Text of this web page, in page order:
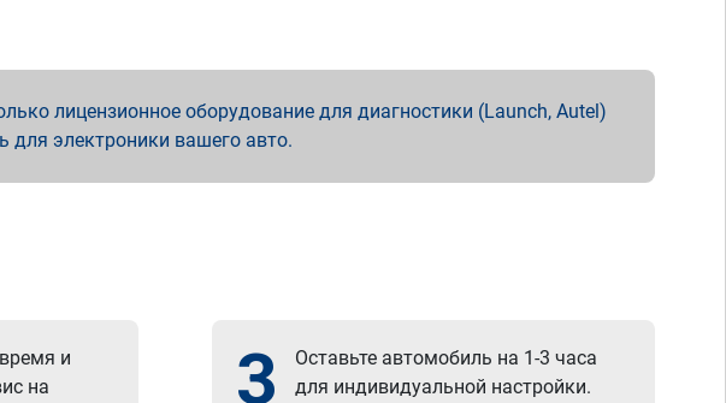
лицензионное оборудование для диагностики (Launch, Autel)
для электроники вашего авто.
и
на
3
Оставьте автомобиль на 1-3 часа
для индивидуальной настройки.